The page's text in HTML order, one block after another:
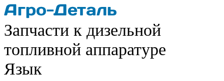
Запчасти к дизельной
топливной аппаратуре
Язык